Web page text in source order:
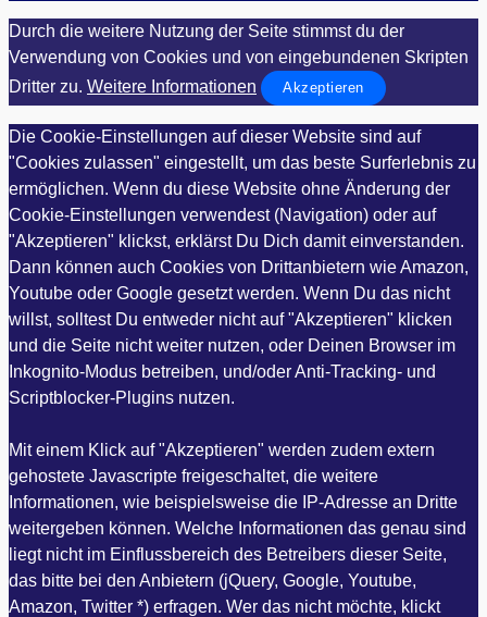
Durch die weitere Nutzung der Seite stimmst du der
Verwendung von Cookies und von eingebundenen Skripten
Dritter zu. Weitere Informationen Akzeptieren
Die Cookie-Einstellungen auf dieser Website sind auf
"Cookies zulassen" eingestellt, um das beste Surferlebnis zu
ermöglichen. Wenn du diese Website ohne Änderung der
Cookie-Einstellungen verwendest (Navigation) oder auf
"Akzeptieren" klickst, erklärst Du Dich damit einverstanden.
Dann können auch Cookies von Drittanbietern wie Amazon,
Youtube oder Google gesetzt werden. Wenn Du das nicht
willst, solltest Du entweder nicht auf "Akzeptieren" klicken
und die Seite nicht weiter nutzen, oder Deinen Browser im
Inkognito-Modus betreiben, und/oder Anti-Tracking- und
Scriptblocker-Plugins nutzen.
Mit einem Klick auf "Akzeptieren" werden zudem extern
gehostete Javascripte freigeschaltet, die weitere
Informationen, wie beispielsweise die IP-Adresse an Dritte
weitergeben können. Welche Informationen das genau sind
liegt nicht im Einflussbereich des Betreibers dieser Seite,
das bitte bei den Anbietern (jQuery, Google, Youtube,
Amazon, Twitter *) erfragen. Wer das nicht möchte, klickt